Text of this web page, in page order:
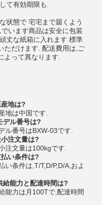
て有効期限も.
状態で 宅宅まで届くよう
います商品は安全に包装
丈な紙箱に入れます.標準
ただけます. 配送費用は,ご
よって異なります.
地は?
地は中国です.
デル番号は?
ル番号はBXW-03です.
注文量は?
注文量は100kgです.
い条件は?
い条件は,T/T,D/P,D/A,およ
給能力と配達時間は?
能力は月100Tで,配達時間